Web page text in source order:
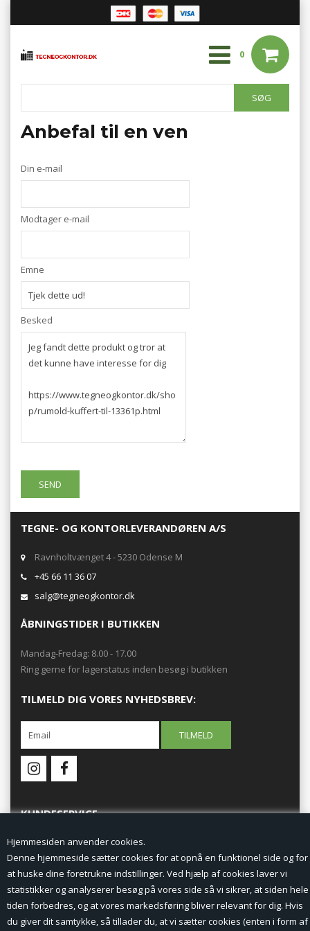
Hjemmesiden anvender cookies.
Denne hjemmeside sætter cookies for at opnå en funktionel side og for
at huske dine foretrukne indstillinger. Ved hjælp af cookies laver vi
statistikker og analyserer besøg på vores side så vi sikrer, at siden hele
tiden forbedres, og at vores markedsføring bliver relevant for dig. Hvis
du giver dit samtykke, så tillader du, at vi sætter cookies (enten i form af
0
Anbefal til en ven
Din e-mail
Modtager e-mail
Emne
Besked
TEGNE- OG KONTORLEVERANDØREN A/S
Ravnholtvænget 4 - 5230 Odense M
+45 66 11 36 07
salg@tegneogkontor.dk
ÅBNINGSTIDER I BUTIKKEN
Mandag-Fredag: 8.00 - 17.00
Ring gerne for lagerstatus inden besøg i butikken
TILMELD DIG VORES NYHEDSBREV:
KUNDESERVICE
Forside
Min Konto
Nyheder